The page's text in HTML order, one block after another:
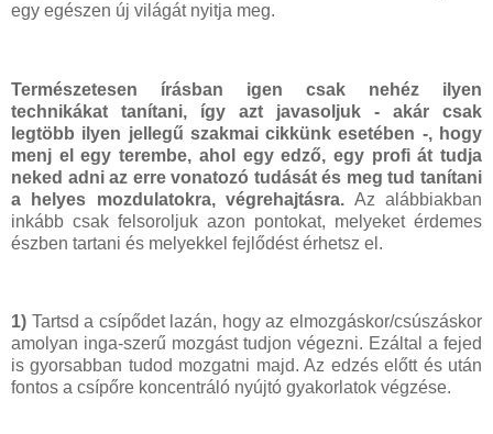
egy egészen új világát nyitja meg.
Természetesen írásban igen csak nehéz ilyen
technikákat tanítani, így azt javasoljuk - akár csak
legtöbb ilyen jellegű szakmai cikkünk esetében -, hogy
menj el egy terembe, ahol egy edző, egy profi át tudja
neked adni az erre vonatozó tudását és meg tud tanítani
a helyes mozdulatokra, végrehajtásra. Az alábbiakban
inkább csak felsoroljuk azon pontokat, melyeket érdemes
észben tartani és melyekkel fejlődést érhetsz el.
1) Tartsd a csípődet lazán, hogy az elmozgáskor/csúszáskor
amolyan inga-szerű mozgást tudjon végezni. Ezáltal a fejed
is gyorsabban tudod mozgatni majd. Az edzés előtt és után
fontos a csípőre koncentráló nyújtó gyakorlatok végzése.